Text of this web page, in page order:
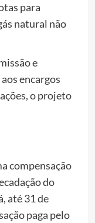
para
natural não
e
encargos
o projeto
compensação
do
até 31 de
paga pelo